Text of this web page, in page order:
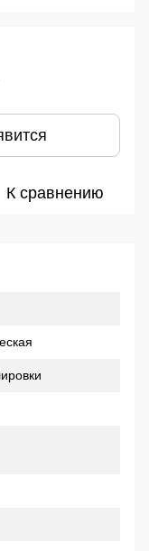
К сравнению